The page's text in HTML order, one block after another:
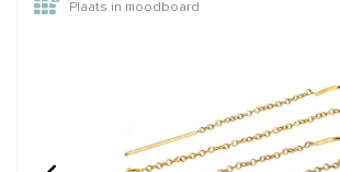
1 stuk 14/20 Gold filled
veerring ca. 8mm
14/20
Plaats in moodboard